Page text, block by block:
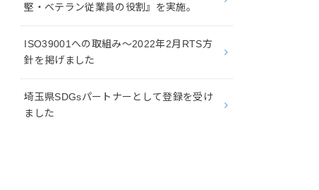
堅・ベテラン従業員の役割』を実施。
ISO39001への取組み～2022年2月RTS方
針を掲げました
埼玉県SDGsパートナーとして登録を受け
ました